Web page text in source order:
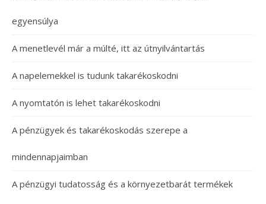
egyensúlya
A menetlevél már a múlté, itt az útnyilvántartás
A napelemekkel is tudunk takarékoskodni
A nyomtatón is lehet takarékoskodni
A pénzügyek és takarékoskodás szerepe a
mindennapjaimban
A pénzügyi tudatosság és a környezetbarát termékek